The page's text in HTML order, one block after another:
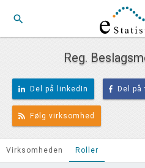
search
Reg.
Del på linkedIn Del på
Følg virksomhed
Virksomheden Roller